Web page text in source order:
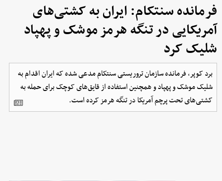
فرمانده سنتکام: ایران به کشتی‌های
آمریکایی در تنگه هرمز موشک و پهپاد
شلیک کرد
برد کوپر، فرمانده سازمان تروریستی سنتکام مدعی شده که ایران اقدام به
شلیک موشک و پهپاد و همچنین استفاده از قایق‌های کوچک برای حمله به
کشتی‌های تحت پرچم آمریکا در تنگه هرمز کرده است.